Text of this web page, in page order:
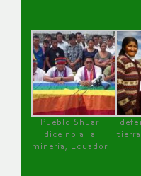
Pueblo Shuar
dice no a la
minería, Ecuador